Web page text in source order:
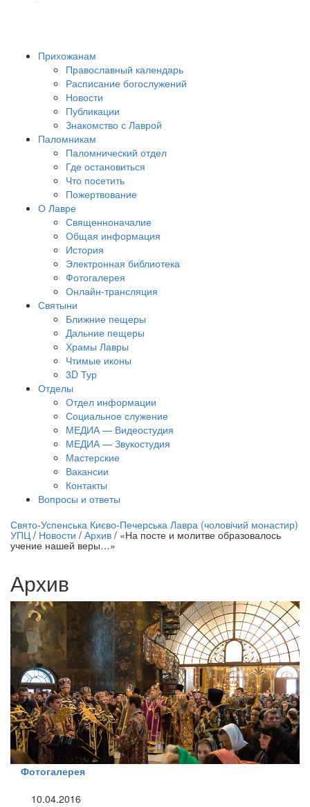
Прихожанам
Православный календарь
Расписание богослужений
Новости
Публикации
Знакомство с Лаврой
Паломникам
Паломнический отдел
Где остановиться
Что посетить
Пожертвование
О Лавре
Священноначалие
Общая информация
История
Электронная библиотека
Фотогалерея
Онлайн-трансляция
Святыни
Ближние пещеры
Дальние пещеры
Храмы Лавры
Чтимые иконы
3D Тур
Отделы
Отдел информации
Социальное служение
МЕДИА — Видеостудия
МЕДИА — Звукостудия
Мастерские
Вакансии
Контакты
Вопросы и ответы
трансляция | 12 сентября
трансляции
Свято-Успенська Києво-Печерська Лавра (чоловічий монастир)
УПЦ / Новости / Архив / «На посте и молитве образовалось
учение нашей веры…»
Архив
Фотогалерея
10.04.2016